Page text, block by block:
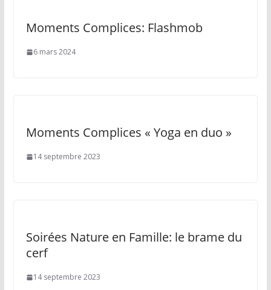
Moments Complices: Flashmob
6 mars 2024
Moments Complices « Yoga en duo »
14 septembre 2023
Soirées Nature en Famille: le brame du
cerf
14 septembre 2023